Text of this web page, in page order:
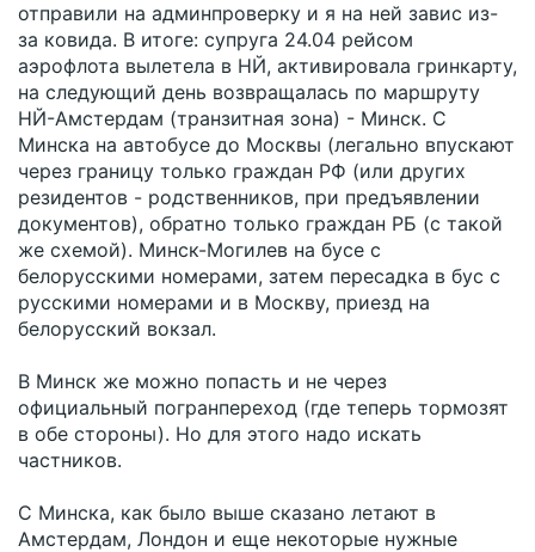
отправили на админпроверку и я на ней завис из-
за ковида. В итоге: супруга 24.04 рейсом
аэрофлота вылетела в НЙ, активировала гринкарту,
на следующий день возвращалась по маршруту
НЙ-Амстердам (транзитная зона) - Минск. С
Минска на автобусе до Москвы (легально впускают
через границу только граждан РФ (или других
резидентов - родственников, при предъявлении
документов), обратно только граждан РБ (с такой
же схемой). Минск-Могилев на бусе с
белорусскими номерами, затем пересадка в бус с
русскими номерами и в Москву, приезд на
белорусский вокзал.
В Минск же можно попасть и не через
официальный погранпереход (где теперь тормозят
в обе стороны). Но для этого надо искать
частников.
С Минска, как было выше сказано летают в
Амстердам, Лондон и еще некоторые нужные